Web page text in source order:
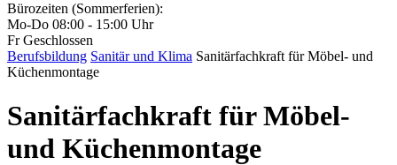
Bürozeiten (Sommerferien):
Mo-Do 08:00 - 15:00 Uhr
Fr Geschlossen
Berufsbildung Sanitär und Klima Sanitärfachkraft für Möbel- und
Küchenmontage
Sanitärfachkraft für Möbel-
und Küchenmontage